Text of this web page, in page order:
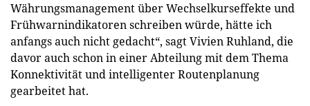
Währungsmanagement über Wechselkurseffekte und
Frühwarnindikatoren schreiben würde, hätte ich
anfangs auch nicht gedacht“, sagt Vivien Ruhland, die
davor auch schon in einer Abteilung mit dem Thema
Konnektivität und intelligenter Routenplanung
gearbeitet hat.